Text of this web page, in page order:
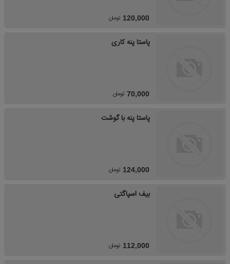
120,000 تومان
پاستا پنه کاری
70,000 تومان
پاستا پنه با گوشت
124,000 تومان
بیف اسپاگتی
112,000 تومان